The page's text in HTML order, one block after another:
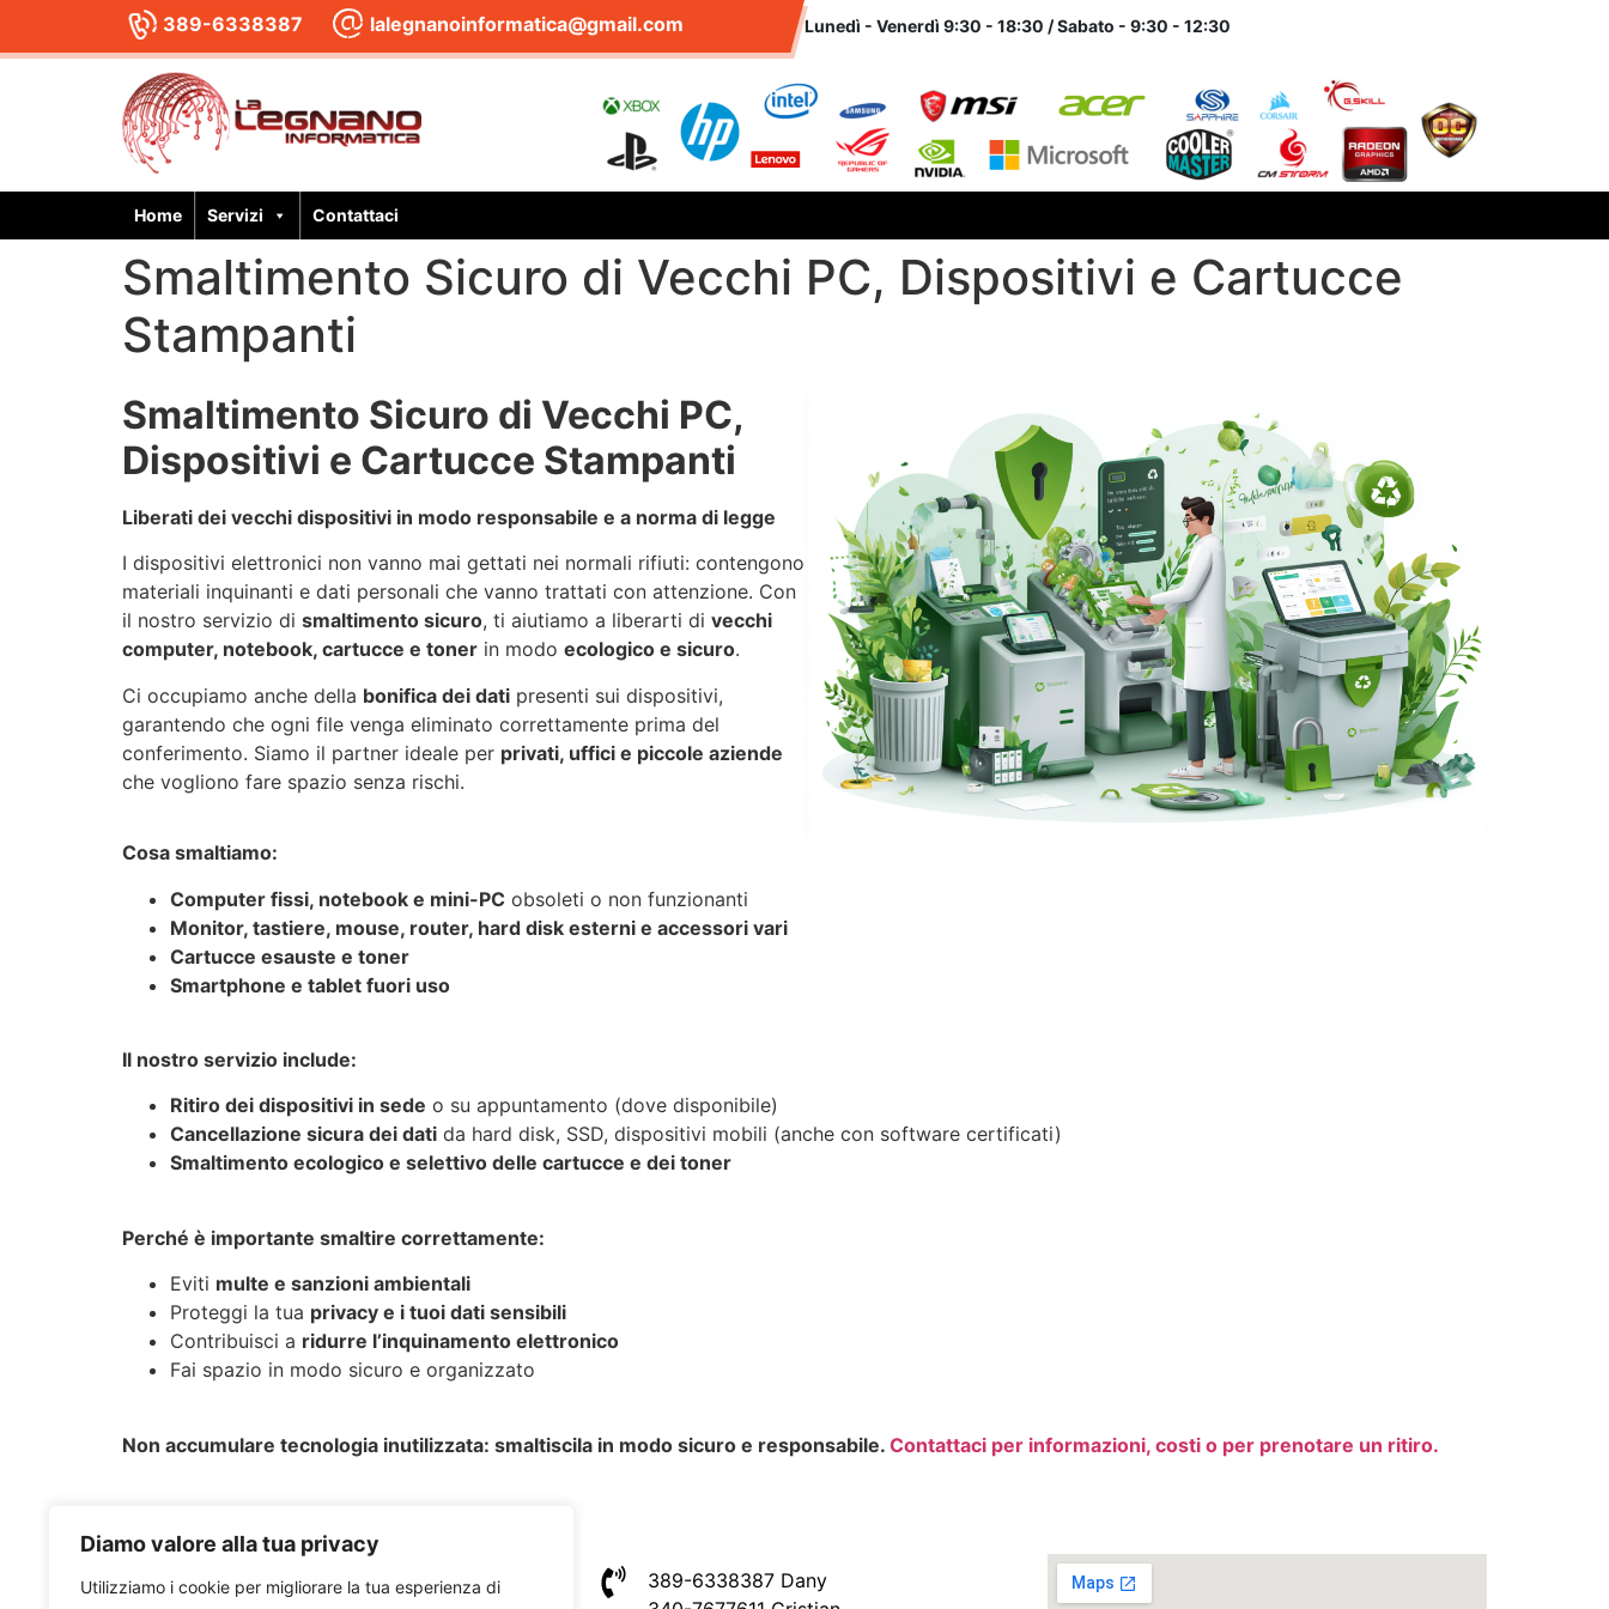
Diamo valore alla tua privacy
Utilizziamo i cookie per migliorare la tua esperienza di
389-6338387 lalegnanoinformatica@gmail.com Lunedì - Venerdì 9:30 - 18:30 / Sabato - 9:30 - 12:30
Home Servizi Contattaci
Smaltimento Sicuro di Vecchi PC, Dispositivi e Cartucce
Stampanti
Smaltimento Sicuro di Vecchi PC,
Dispositivi e Cartucce Stampanti
Liberati dei vecchi dispositivi in modo responsabile e a norma di legge
I dispositivi elettronici non vanno mai gettati nei normali rifiuti: contengono
materiali inquinanti e dati personali che vanno trattati con attenzione. Con
il nostro servizio di smaltimento sicuro, ti aiutiamo a liberarti di vecchi
computer, notebook, cartucce e toner in modo ecologico e sicuro.
Ci occupiamo anche della bonifica dei dati presenti sui dispositivi,
garantendo che ogni file venga eliminato correttamente prima del
conferimento. Siamo il partner ideale per privati, uffici e piccole aziende
che vogliono fare spazio senza rischi.
Cosa smaltiamo:
Computer fissi, notebook e mini-PC obsoleti o non funzionanti
Monitor, tastiere, mouse, router, hard disk esterni e accessori vari
Cartucce esauste e toner
Smartphone e tablet fuori uso
Il nostro servizio include:
Ritiro dei dispositivi in sede o su appuntamento (dove disponibile)
Cancellazione sicura dei dati da hard disk, SSD, dispositivi mobili (anche con software certificati)
Smaltimento ecologico e selettivo delle cartucce e dei toner
Perché è importante smaltire correttamente:
Eviti multe e sanzioni ambientali
Proteggi la tua privacy e i tuoi dati sensibili
Contribuisci a ridurre l’inquinamento elettronico
Fai spazio in modo sicuro e organizzato
Non accumulare tecnologia inutilizzata: smaltiscila in modo sicuro e responsabile. Contattaci per informazioni, costi o per prenotare un ritiro.
389-6338387 Dany